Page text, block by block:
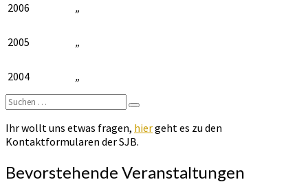
2006
„
2005 „
2004
„
Suchen
nach:
Suchen
Ihr wollt uns etwas fragen, hiergeht es zu den
Kontaktformularen der SJB.
Bevorstehende Veranstaltungen